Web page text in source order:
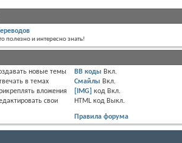
полезно и интересно знать!
новые темы
в темах
вложения
свои
BB коды Вкл.
Смайлы Вкл.
[IMG] код Вкл.
HTML код Выкл.
Правила форума